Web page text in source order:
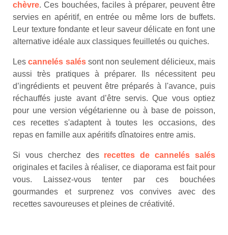
chèvre. Ces bouchées, faciles à préparer, peuvent être
servies en apéritif, en entrée ou même lors de buffets.
Leur texture fondante et leur saveur délicate en font une
alternative idéale aux classiques feuilletés ou quiches.
Lescannelés saléssont non seulement délicieux, mais
aussi très pratiques à préparer. Ils nécessitent peu
d’ingrédients et peuvent être préparés à l'avance, puis
réchauffés juste avant d’être servis. Que vous optiez
pour une version végétarienne ou à base de poisson,
ces recettes s'adaptent à toutes les occasions, des
repas en famille aux apéritifs dînatoires entre amis.
Si vous cherchez des recettes de cannelés salés
originales et faciles à réaliser, ce diaporama est fait pour
vous. Laissez-vous tenter par ces bouchées
gourmandes et surprenez vos convives avec des
recettes savoureuses et pleines de créativité.